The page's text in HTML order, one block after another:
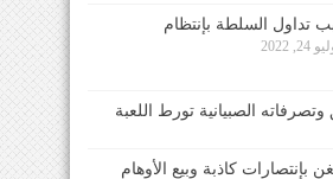
تداول السلطة بإنتظام
24, 2022
وتصرفاته الصبيانية تورط اللعبة
بإنتصارات كاذبة وبيع الأوهام